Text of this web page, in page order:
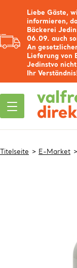
Liebe Gäste,
informieren,
Bäckerei
06.09. auch
An
Lieferung von
Jedinstvo
Ihr
Titelseite E-Market